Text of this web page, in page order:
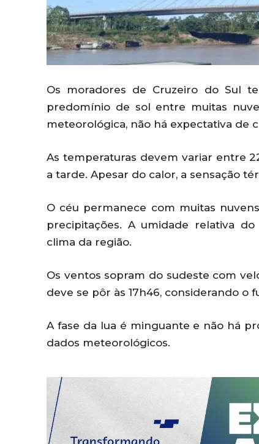
Os moradores de Cruzeiro do Sul
predomínio de sol entre muitas
meteorológica, não há expectativa de
As temperaturas devem variar entre
a tarde. Apesar do calor, a sensação
O céu permanece com muitas
precipitações. A umidade relativa
clima da região.
Os ventos sopram do sudeste com
deve se pôr às 17h46, considerando o
A fase da lua é minguante e não há
dados meteorológicos.